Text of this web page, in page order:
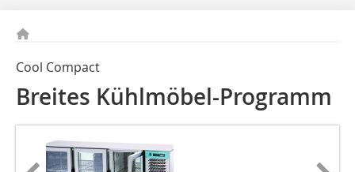
Cool Compact
Breites Kühlmöbel-Programm